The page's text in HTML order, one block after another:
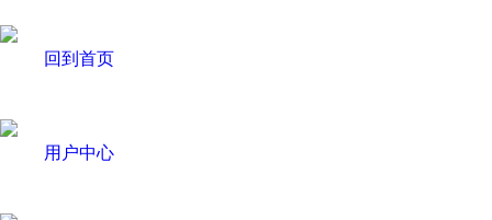
回到首页
用户中心